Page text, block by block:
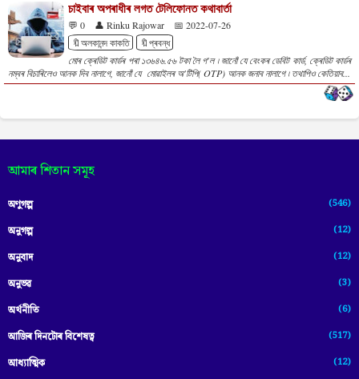
চাইবাৰ অপৰাধীৰ লগত টেলিফোনত কথাবাৰ্তা
💬 0 👤 Rinku Rajowar
📅 2022-07-26
🔖অলকানন্দ কাকতি
🔖প্ৰবন্ধ
মোৰ ক্ৰেডিট কাৰ্ডৰ পৰা ১৩৬৪৬.৫৬ টকা লৈ গ'ল ৷ জানোঁ যে বেংকৰ ডেবিট কাৰ্ড, ক্ৰেডিট কাৰ্ডৰ
নম্বৰ বিচাৰিলেও আনক দিব নালাগে, জানোঁ যে মোৱাইলৰ অ'টিপি( OTP) আনক জনাব নালাগে ৷ তথাপিও কেতিয়াব...
আমাৰ শিতান সমূহ
অণুগল্প (546)
অনুগল্প (12)
অনুবাদ (12)
অনুভৱ (3)
অৰ্থনীতি (6)
আজিৰ দিনটোৰ বিশেষত্ব (517)
আধ্যাত্মিক (12)